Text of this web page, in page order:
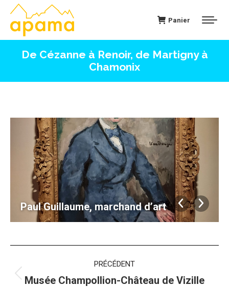
Panier
De Cézanne à Renoir, de Martigny à
Chamonix
Paul Guillaume, marchand d’art
album
PRÉCÉDENT
Album
Musée Champollion-Château de Vizille